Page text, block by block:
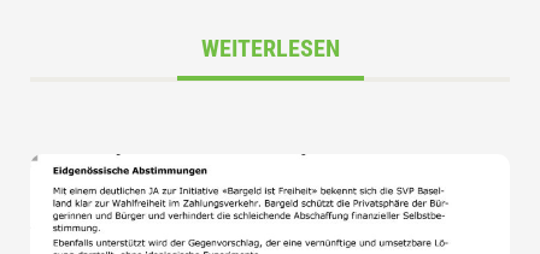
WEITERLESEN